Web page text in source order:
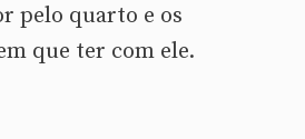
pelo quarto e os
que ter com ele.